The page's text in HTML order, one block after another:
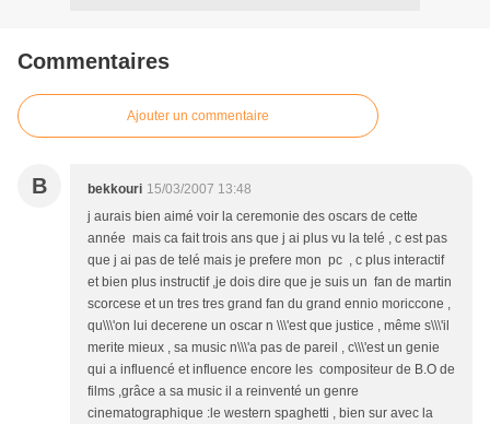
Commentaires
Ajouter un commentaire
B bekkouri 15/03/2007 13:48
j aurais bien aimé voir la ceremonie des oscars de cette
année mais ca fait trois ans que j ai plus vu la telé , c est pas
que j ai pas de telé mais je prefere mon pc , c plus interactif
et bien plus instructif ,je dois dire que je suis un fan de martin
scorcese et un tres tres grand fan du grand ennio moriccone ,
qu\\\'on lui decerene un oscar n \\\'est que justice , même s\\\'il
merite mieux , sa music n\\\'a pas de pareil , c\\\'est un genie
qui a influencé et influence encore les compositeur de B.O de
films ,grâce a sa music il a reinventé un genre
cinematographique :le western spaghetti , bien sur avec la